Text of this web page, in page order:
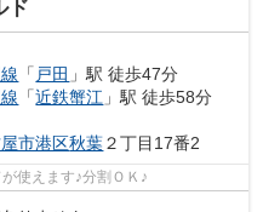
ド
「 戸田 」駅 徒歩47分
「近鉄蟹江 」駅 徒歩58分
市港区秋葉２丁目17番2
使えます♪分割ＯＫ♪